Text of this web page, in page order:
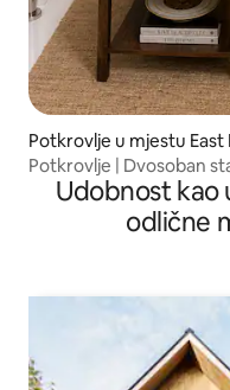
Potkrovlje u mjestu East
Potkrovlje | Dvosoban
Udobnost kao
odlične